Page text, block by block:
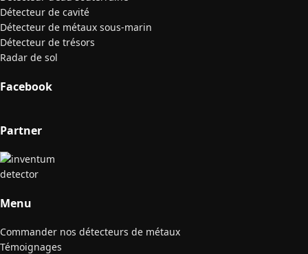
Détecteur de cavité
Détecteur de métaux sous-marin
Détecteur de trésors
Radar de sol
Facebook
Partner
Menu
Commander nos détecteurs de métaux
Témoignages